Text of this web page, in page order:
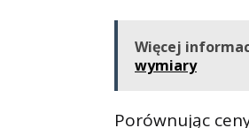
Więcej
wymiary
Porównując